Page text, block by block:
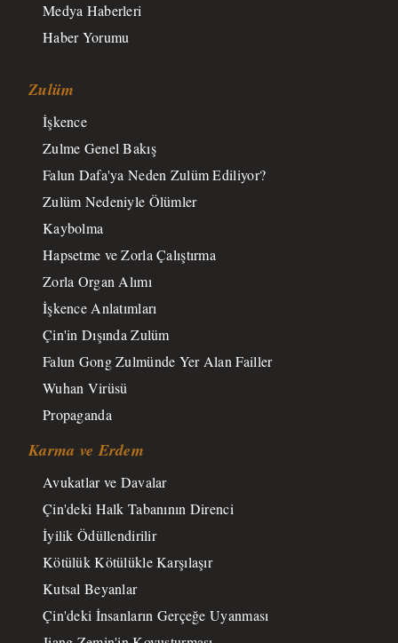
Medya Haberleri
Haber Yorumu
Zulüm
İşkence
Zulme Genel Bakış
Falun Dafa'ya Neden Zulüm Ediliyor?
Zulüm Nedeniyle Ölümler
Kaybolma
Hapsetme ve Zorla Çalıştırma
Zorla Organ Alımı
İşkence Anlatımları
Çin'in Dışında Zulüm
Falun Gong Zulmünde Yer Alan Failler
Wuhan Virüsü
Propaganda
Karma ve Erdem
Avukatlar ve Davalar
Çin'deki Halk Tabanının Direnci
İyilik Ödüllendirilir
Kötülük Kötülükle Karşılaşır
Kutsal Beyanlar
Çin'deki İnsanların Gerçeğe Uyanması